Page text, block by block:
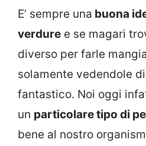
E’ sempre una buona
verdure e se magari
diverso per farle
solamente vedendole
fantastico. Noi oggi
un particolare tipo di
bene al nostro